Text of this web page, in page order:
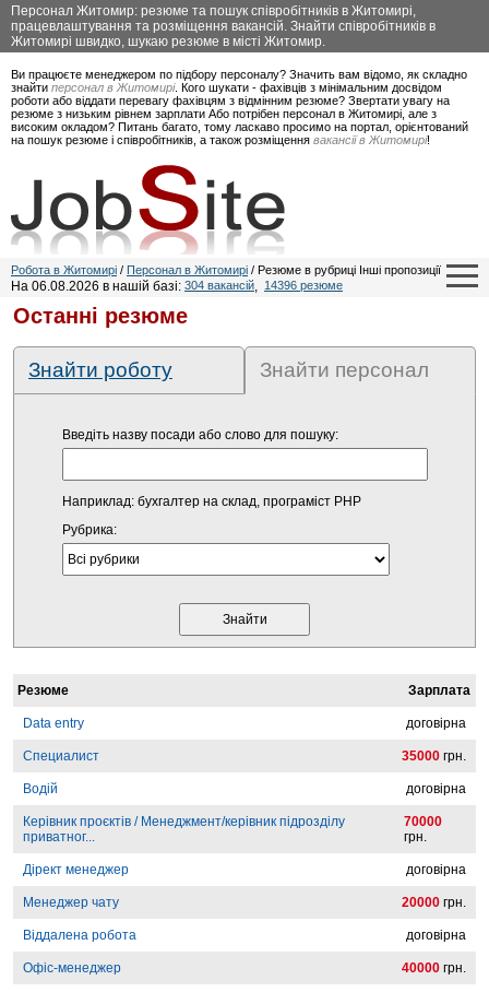
Персонал Житомир: резюме та пошук співробітників в Житомирі,
працевлаштування та розміщення вакансій. Знайти співробітників в
Житомирі швидко, шукаю резюме в місті Житомир.
Ви працюєте менеджером по підбору персоналу? Значить вам відомо, як складно
знайти персонал в Житомирі. Кого шукати - фахівців з мінімальним досвідом
роботи або віддати перевагу фахівцям з відмінним резюме? Звертати увагу на
резюме з низьким рівнем зарплати Або потрібен персонал в Житомирі, але з
високим окладом? Питань багато, тому ласкаво просимо на портал, орієнтований
на пошук резюме і співробітників, а також розміщення вакансії в Житомирі!
Робота в Житомирі / Персонал в Житомирі / Резюме в рубриці Інші пропозиції
На 06.08.2026 в нашій базі: 304 вакансій, 14396 резюме
Останні резюме
Знайти роботу Знайти персонал
Введіть назву посади або слово для пошуку:
Наприклад: бухгалтер на склад, програміст PHP
Рубрика:
Резюме Зарплата
Data entry договірна
Специалист 35000 грн.
Водій договірна
Керівник проєктів / Менеджмент/керівник підрозділу
приватног...
70000
грн.
Дірект менеджер договірна
Менеджер чату 20000 грн.
Віддалена робота договірна
Офіс-менеджер 40000 грн.